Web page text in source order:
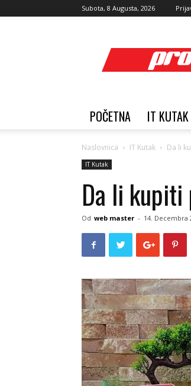
Subota, 8 Augusta, 2026
Blog
POČETNA IT KUTAK
Naslovnica IT Kutak Da li
IT Kutak
Da li kupiti
Od web master - 14. Decembra